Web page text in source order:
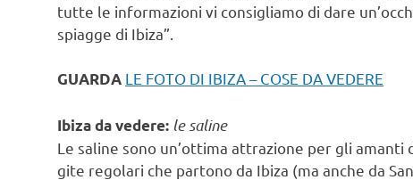
tutte le informazioni vi consigliamo di dare
spiagge di Ibiza”.
GUARDA LE FOTO DI IBIZA – COSE DA VEDERE
Ibiza da vedere: le saline
Le saline sono un’ottima attrazione per gli amanti
gite regolari che partono da Ibiza (ma anche da